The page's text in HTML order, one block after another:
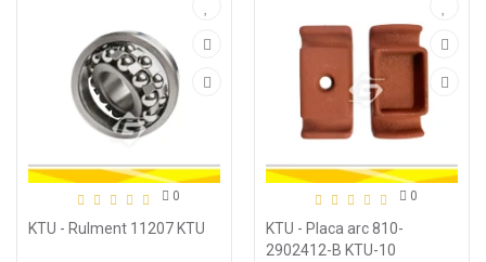
0
KTU - Rulment 11207 KTU
0
KTU - Placa arc 810-
2902412-B KTU-10